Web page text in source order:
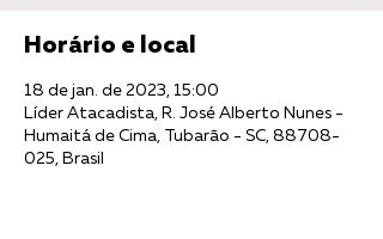
Horário e local
18 de jan. de 2023, 15:00
Líder Atacadista, R. José Alberto Nunes -
Humaitá de Cima, Tubarão - SC, 88708-
025, Brasil